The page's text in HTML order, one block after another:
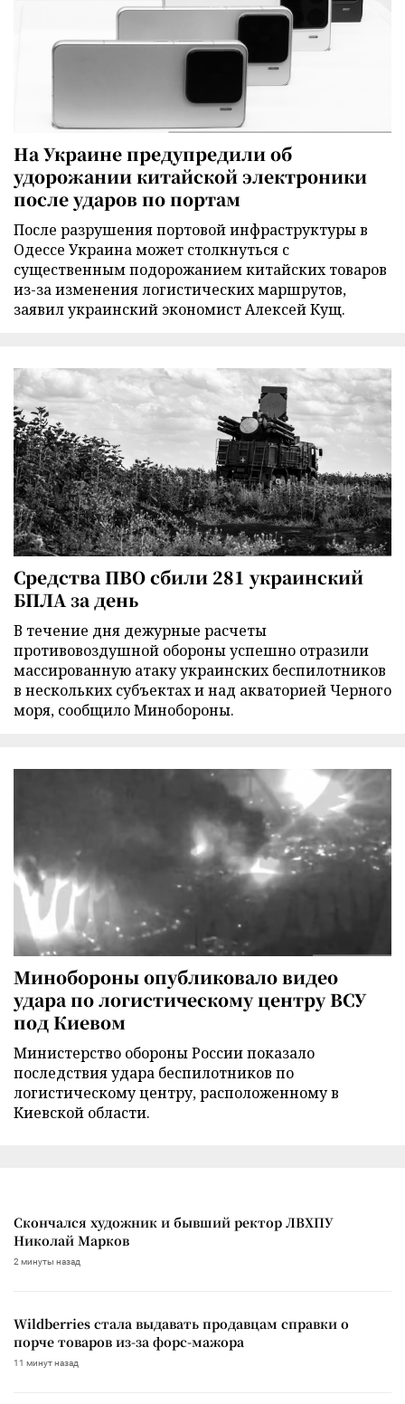
На Украине предупредили об
удорожании китайской электроники
после ударов по портам
После разрушения портовой инфраструктуры в
Одессе Украина может столкнуться с
существенным подорожанием китайских товаров
из-за изменения логистических маршрутов,
заявил украинский экономист Алексей Кущ.
Средства ПВО сбили 281 украинский
БПЛА за день
В течение дня дежурные расчеты
противовоздушной обороны успешно отразили
массированную атаку украинских беспилотников
в нескольких субъектах и над акваторией Черного
моря, сообщило Минобороны.
Минобороны опубликовало видео
удара по логистическому центру ВСУ
под Киевом
Министерство обороны России показало
последствия удара беспилотников по
логистическому центру, расположенному в
Киевской области.
Скончался художник и бывший ректор ЛВХПУ
Николай Марков
2 минуты назад
Wildberries стала выдавать продавцам справки о
порче товаров из-за форс-мажора
11 минут назад